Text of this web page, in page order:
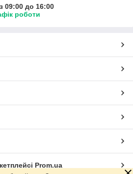
09:00 до 16:00
роботи
Prom.ua